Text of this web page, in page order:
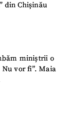
din Chișinău
miniștrii o
vor fi”. Maia